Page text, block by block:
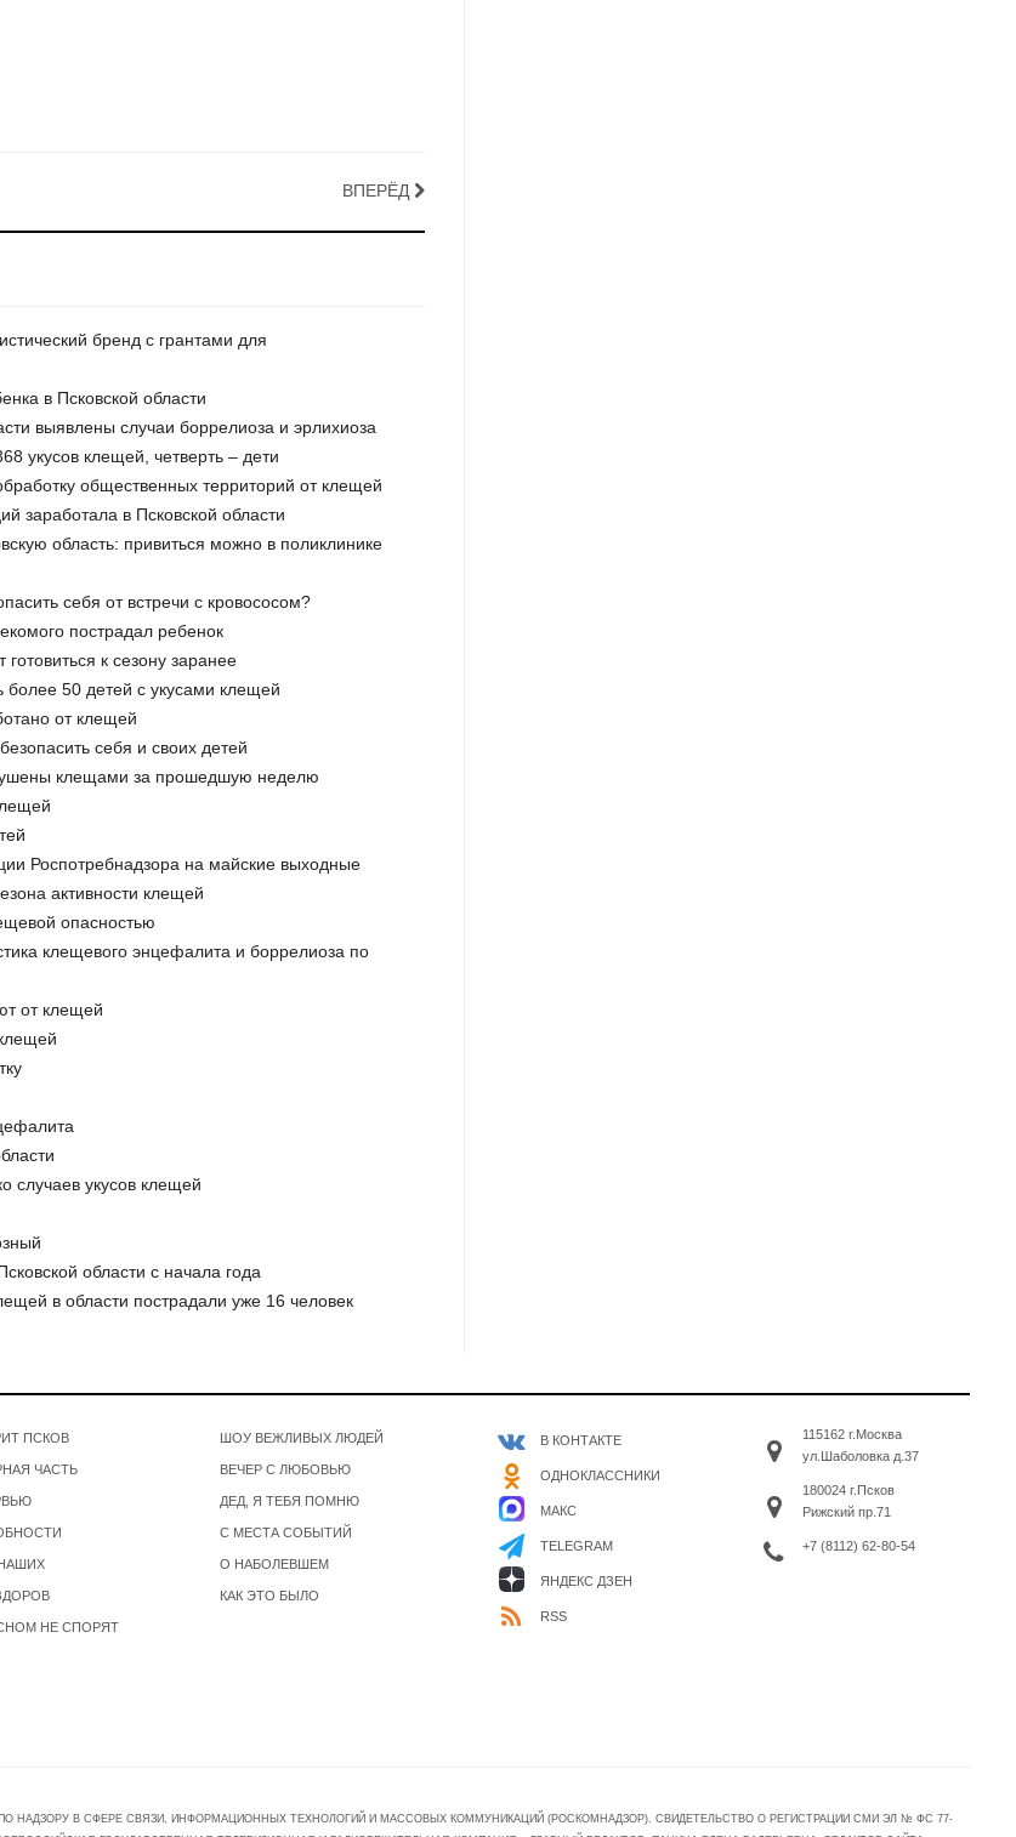
ВПЕРЁД
бренд с грантами для
в Псковской области
выявлены случаи боррелиоза и эрлихиоза
укусов клещей, четверть – дети
общественных территорий от клещей
заработала в Псковской области
область: привиться можно в поликлинике
себя от встречи с кровососом?
пострадал ребенок
к сезону заранее
50 детей с укусами клещей
от клещей
себя и своих детей
клещами за прошедшую неделю
Роспотребнадзора на майские выходные
активности клещей
опасностью
клещевого энцефалита и боррелиоза по
от клещей
случаев укусов клещей
области с начала года
в области пострадали уже 16 человек
ПСКОВ
ЧАСТЬ
НЕ СПОРЯТ
ШОУ ВЕЖЛИВЫХ ЛЮДЕЙ
ВЕЧЕР С ЛЮБОВЬЮ
ДЕД, Я ТЕБЯ ПОМНЮ
С МЕСТА СОБЫТИЙ
О НАБОЛЕВШЕМ
КАК ЭТО БЫЛО
В КОНТАКТЕ
ОДНОКЛАССНИКИ
МАКС
TELEGRAM
ЯНДЕКС ДЗЕН
RSS
115162 г.Москва
ул.Шаболовка д.37
180024 г.Псков
Рижский пр.71
+7 (8112) 62-80-54
НАДЗОРУ В СФЕРЕ СВЯЗИ, ИНФОРМАЦИОННЫХ ТЕХНОЛОГИЙ И МАССОВЫХ КОММУНИКАЦИЙ (РОСКОМНАДЗОР). СВИДЕТЕЛЬСТВО О РЕГИСТРАЦИИ СМИ ЭЛ № ФС 77-